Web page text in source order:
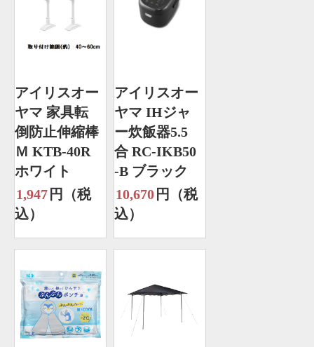
アイリスオー
ヤマ 家具転
倒防止伸縮棒
Ｍ KTB-40R
ホワイト
1,947 円（税
込）
アイリスオー
ヤマ IHジャ
ー炊飯器5.5
合 RC-IKB50
-B ブラック
10,670 円（税
込）